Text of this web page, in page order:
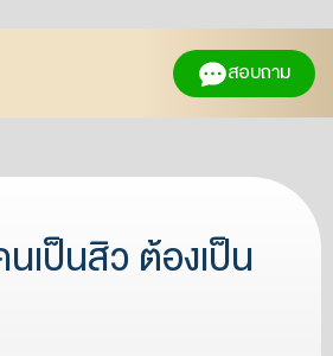
สอบถาม
เป็นสิว ต้องเป็น